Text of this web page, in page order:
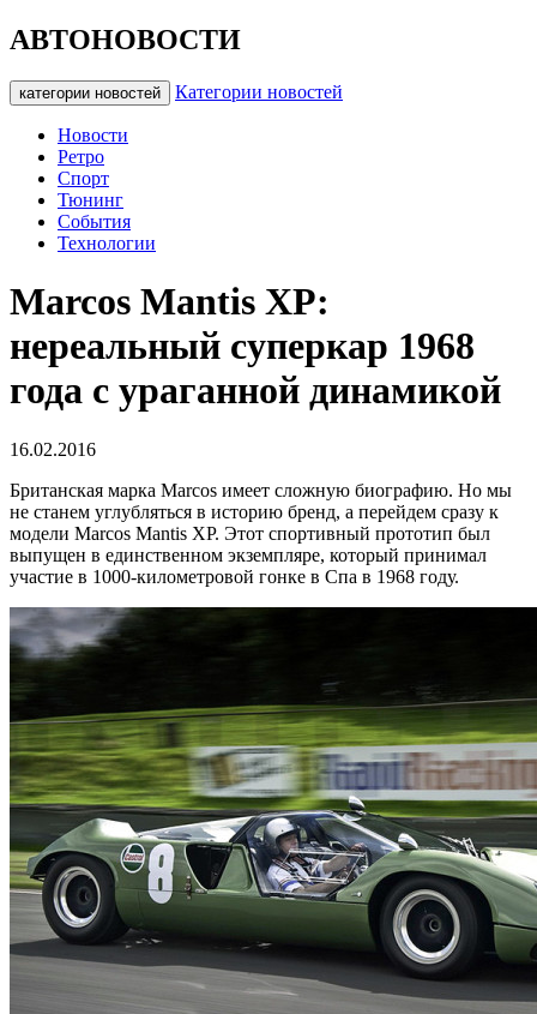
АВТОНОВОСТИ
категории новостей Категории новостей
Новости
Ретро
Спорт
Тюнинг
События
Технологии
Marcos Mantis XP:
нереальный суперкар 1968
года с ураганной динамикой
16.02.2016
Британская марка Marcos имеет сложную биографию. Но мы
не станем углубляться в историю бренд, а перейдем сразу к
модели Marcos Mantis XP. Этот спортивный прототип был
выпущен в единственном экземпляре, который принимал
участие в 1000-километровой гонке в Спа в 1968 году.